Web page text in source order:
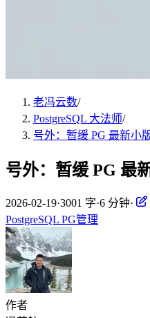
老冯云数/
PostgreSQL 大法师/
号外：暂缓 PG 最新小
号外：暂缓 PG 最
2026-02-19·3001 字·6 分钟·
PostgreSQL PG管理
作者